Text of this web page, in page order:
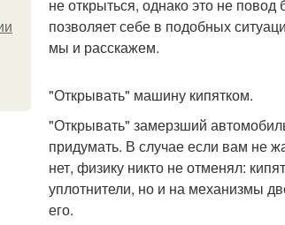
не открыться, однако это не
позволяет себе в подобных
мы и расскажем.
"Открывать" машину кипятком.
"Открывать" замерзший
придумать. В случае если вам не
нет, физику никто не отменял:
уплотнители, но и на механизмы
его.